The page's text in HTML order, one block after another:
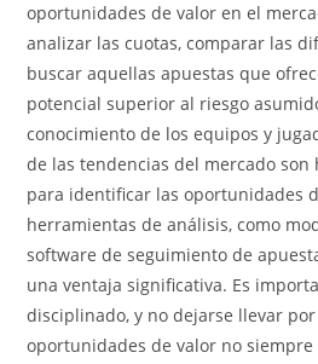
oportunidades de valor en el
analizar las cuotas, comparar las
buscar aquellas apuestas que
potencial superior al riesgo
conocimiento de los equipos y
de las tendencias del mercado son
para identificar las oportunidades
herramientas de análisis, como
software de seguimiento de
una ventaja significativa. Es
disciplinado, y no dejarse llevar por
oportunidades de valor no siempre